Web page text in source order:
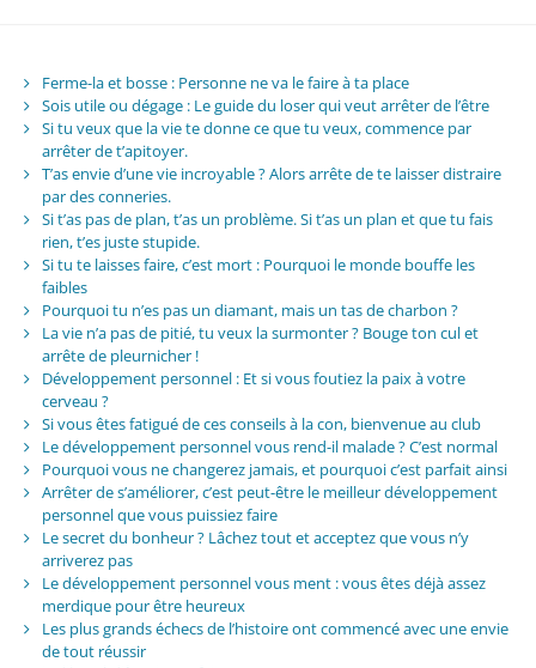
Ferme-la et bosse : Personne ne va le faire à ta place
Sois utile ou dégage : Le guide du loser qui veut arrêter de l’être
Si tu veux que la vie te donne ce que tu veux, commence par
arrêter de t’apitoyer.
T’as envie d’une vie incroyable ? Alors arrête de te laisser distraire
par des conneries.
Si t’as pas de plan, t’as un problème. Si t’as un plan et que tu fais
rien, t’es juste stupide.
Si tu te laisses faire, c’est mort : Pourquoi le monde bouffe les
faibles
Pourquoi tu n’es pas un diamant, mais un tas de charbon ?
La vie n’a pas de pitié, tu veux la surmonter ? Bouge ton cul et
arrête de pleurnicher !
Développement personnel : Et si vous foutiez la paix à votre
cerveau ?
Si vous êtes fatigué de ces conseils à la con, bienvenue au club
Le développement personnel vous rend-il malade ? C’est normal
Pourquoi vous ne changerez jamais, et pourquoi c’est parfait ainsi
Arrêter de s’améliorer, c’est peut-être le meilleur développement
personnel que vous puissiez faire
Le secret du bonheur ? Lâchez tout et acceptez que vous n’y
arriverez pas
Le développement personnel vous ment : vous êtes déjà assez
merdique pour être heureux
Les plus grands échecs de l’histoire ont commencé avec une envie
de tout réussir